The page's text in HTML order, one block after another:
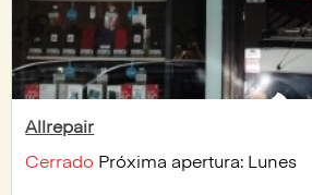
Allrepair
Cerrado Próxima apertura: Lunes